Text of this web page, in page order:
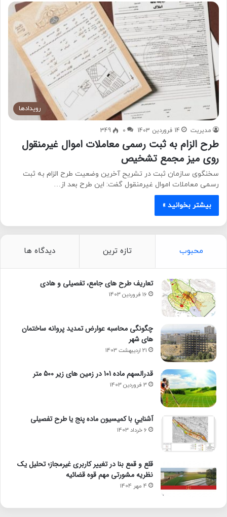
رویدادها
مدیریت 14 فروردین 1403 0
349
طرح الزام به ثبت رسمی معاملات اموال غیرمنقول
روی میز مجمع تشخیص
سخنگوی سازمان ثبت در تشریح آخرین وضعیت طرح الزام به ثبت
رسمی معاملات اموال غیرمنقول گفت: این طرح بعد از…
بیشتر بخوانید »
محبوب تازه ترین دیدگاه ها
تعاریف طرح های جامع، تفصیلی و هادی
16 فروردین 1403
چگونگی محاسبه عوارض تمدید پروانه ساختمان
های شهر
21 اردیبهشت 1403
قدرالسهم ماده 101 در زمین های زیر 500 متر
3 فروردین 1403
آشنايي با كميسيون ماده پنج یا طرح تفصیلی
6 خرداد 1403
قلع و قمع بنا در تغییر کاربری غیرمجاز؛ تحلیل یک
نظریه مشورتی مهم قوه قضائیه
4 مهر 1404